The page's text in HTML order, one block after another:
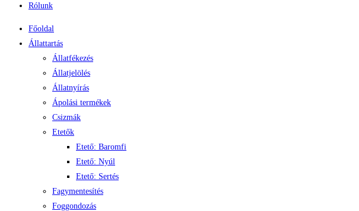
Rólunk
Főoldal
Állattartás
Állatfékezés
Állatjelölés
Állatnyírás
Ápolási termékek
Csizmák
Etetők
Etető: Baromfi
Etető: Nyúl
Etető: Sertés
Fagymentesítés
Foggondozás